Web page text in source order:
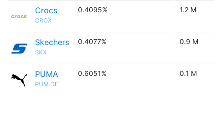
Crocs
CROX
0.4095% 1.2 M
Skechers
SKX
0.4077% 0.9 M
PUMA
PUM.DE
0.6051% 0.1 M